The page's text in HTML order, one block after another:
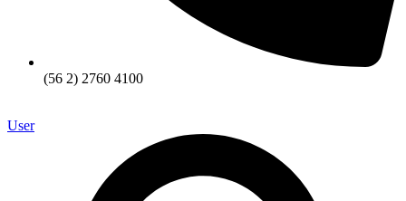
(56 2) 2760 4100
User